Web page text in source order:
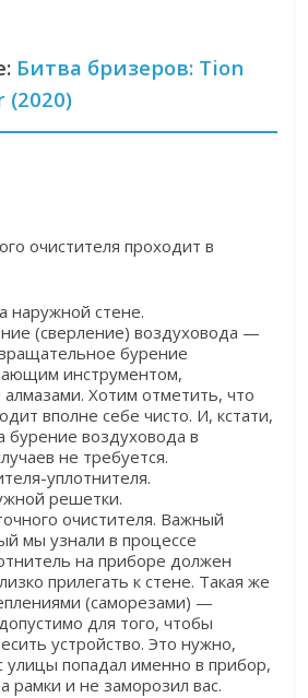
Битва бризеров: Tion
(2020)
очистителя проходит в
наружной стене.
(сверление) воздуховода —
бурение
инструментом,
Хотим отметить, что
вполне себе чисто. И, кстати,
бурение воздуховода в
не требуется.
уплотнителя.
решетки.
очистителя. Важный
мы узнали в процессе
на приборе должен
прилегать к стене. Такая же
(саморезами) —
для того, чтобы
устройство. Это нужно,
улицы попадал именно в прибор,
рамки и не заморозил вас.